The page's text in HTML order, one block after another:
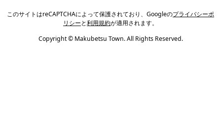
このサイトはreCAPTCHAによって保護されており、Googleのプライバシーポ
リシーと利用規約が適用されます。
Copyright © Makubetsu Town. All Rights Reserved.